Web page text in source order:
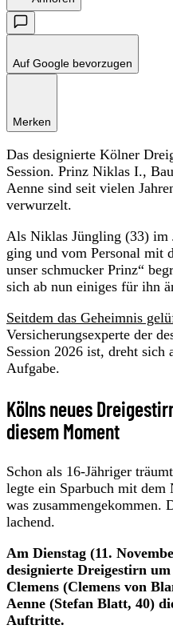
Auf Google bevorzugen
Merken
Das designierte Kölner
Session. Prinz Niklas I.,
Aenne sind seit vielen
verwurzelt.
Als Niklas Jüngling (33)
ging und vom Personal mit
unser schmucker Prinz“
sich ab nun einiges für ihn
Seitdem das Geheimnis
Versicherungsexperte der
Session 2026 ist, dreht sich
Aufgabe.
Kölns neues
diesem Moment
Schon als 16-Jähriger
legte ein Sparbuch mit dem
was zusammengekommen.
lachend.
Am Dienstag (11.
designierte Dreigestirn
Clemens (Clemens von
Aenne (Stefan Blatt, 40)
Auftritte.